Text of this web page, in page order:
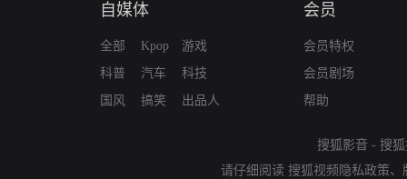
自媒体
全部
科普
国风
Kpop
汽车
搞笑
游戏
科技
出品人
会员
会员特权
会员剧场
帮助
搜狐影音 - 搜
请仔细阅读 搜狐视频隐私政策、